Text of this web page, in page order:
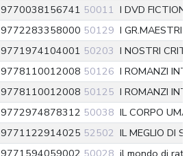
9770038156741 50011 I DVD FICTION
9772283358000 50129 I GR.MAESTRI
9771974104001 50203 I NOSTRI
9778110012008 50126 I ROMANZI
9778110012008 50125 I ROMANZI
9772974878312 50038 IL CORPO
9771122914025 52502 IL MEGLIO DI
9771594059002 50028 il mondo di